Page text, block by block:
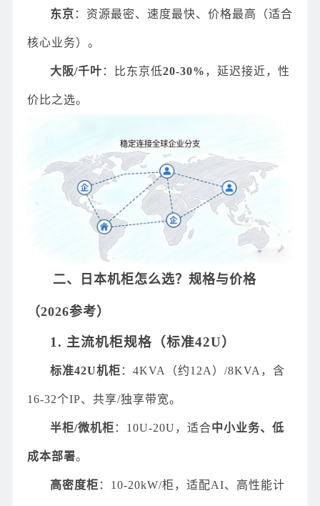
东京 ：资源最密、速度最快、价格最高（适合
核心业务）。
大阪/千叶 ：比东京低20-30% ，延迟接近，性
价比之选。
二、日本机柜怎么选？规格与价格
（2026参考）
1. 主流机柜规格（标准42U）
标准42U机柜 ：4KVA（约12A）/8KVA，含
16-32个IP、共享/独享带宽。
半柜/微机柜 ：10U-20U，适合中小业务、低
成本部署。
高密度柜 ：10-20kW/柜，适配AI、高性能计